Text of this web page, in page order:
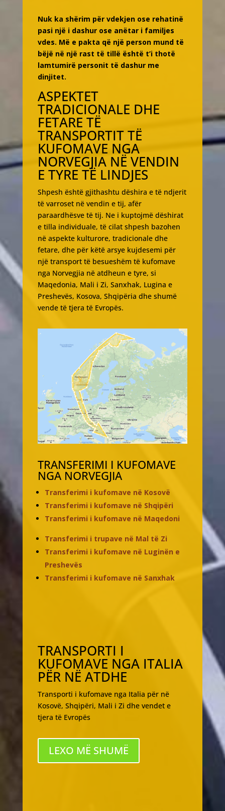
Nuk ka shërim për vdekjen ose rehatinë
pasi një i dashur ose anëtar i familjes
vdes. Më e pakta që një person mund të
bëjë në një rast të tillë është t’i thotë
lamtumirë personit të dashur me
dinjitet.
ASPEKTET
TRADICIONALE DHE
FETARE TË
TRANSPORTIT TË
KUFOMAVE NGA
NORVEGJIA NË VENDIN
E TYRE TË LINDJES
Shpesh është gjithashtu dëshira e të ndjerit
të varroset në vendin e tij, afër
paraardhësve të tij. Ne i kuptojmë dëshirat
e tilla individuale, të cilat shpesh bazohen
në aspekte kulturore, tradicionale dhe
fetare, dhe për këtë arsye kujdesemi për
një transport të besueshëm të kufomave
nga Norvegjia në atdheun e tyre, si
Maqedonia, Mali i Zi, Sanxhak, Lugina e
Preshevës, Kosova, Shqipëria dhe shumë
vende të tjera të Evropës.
TRANSFERIMI I KUFOMAVE
NGA NORVEGJIA
Transferimi i kufomave në Kosovë
Transferimi i kufomave në Shqipëri
Transferimi i kufomave në Maqedoni
Transferimi i trupave në Mal të Zi
Transferimi i kufomave në Luginën e
Preshevës
Transferimi i kufomave në Sanxhak
TRANSPORTI I
KUFOMAVE NGA ITALIA
PËR NË ATDHE
Transporti i kufomave nga Italia për në
Kosovë, Shqipëri, Mali i Zi dhe vendet e
tjera të Evropës
LEXO MË SHUMË